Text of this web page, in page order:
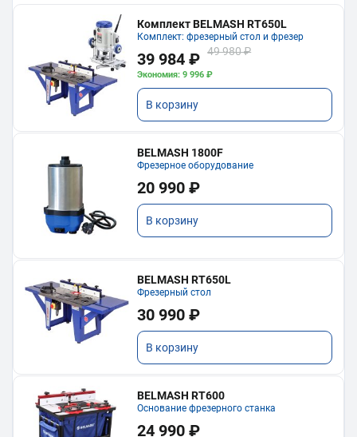
Комплект BELMASH RT650L
Комплект: фрезерный стол и фрезер
39 984 ₽ 49 980 ₽
Экономия: 9 996 ₽
В корзину
BELMASH 1800F
Фрезерное оборудование
20 990 ₽
В корзину
BELMASH RT650L
Фрезерный стол
30 990 ₽
В корзину
BELMASH RT600
Основание фрезерного станка
24 990 ₽